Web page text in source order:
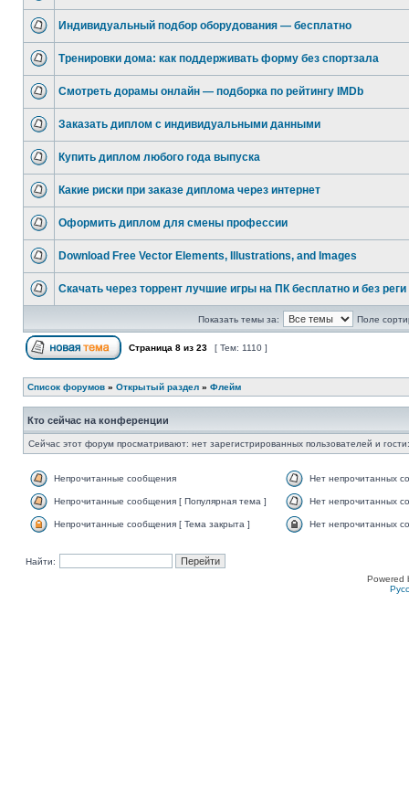
Индивидуальный подбор оборудования — бесплатно
Тренировки дома: как поддерживать форму без спортзала
Смотреть дорамы онлайн — подборка по рейтингу IMDb
Заказать диплом с индивидуальными данными
Купить диплом любого года выпуска
Какие риски при заказе диплома через интернет
Оформить диплом для смены профессии
Download Free Vector Elements, Illustrations, and Images
Скачать через торрент лучшие игры на ПК бесплатно и без реги
Показать темы за: Поле
Страница 8 из 23 [ Тем: 1110 ]
Список форумов » Открытый раздел » Флейм
Кто сейчас на конференции
Сейчас этот форум просматривают: нет зарегистрированных пользователей и
Непрочитанные сообщения Нет непрочитанных
Непрочитанные сообщения [ Популярная тема ] Нет непрочитанных
Непрочитанные сообщения [ Тема закрыта ] Нет непрочитанных
Найти:
Powered